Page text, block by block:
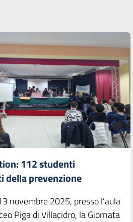
112 studenti
della prevenzione
novembre 2025, presso l’aula
Piga di Villacidro, la Giornata